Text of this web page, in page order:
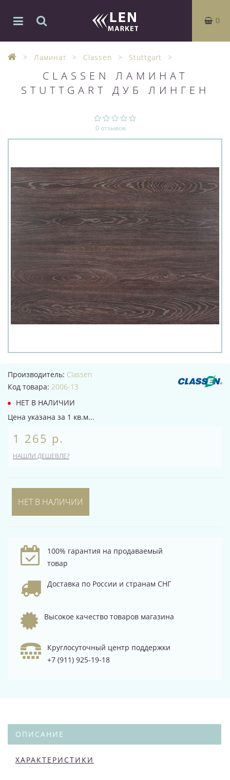
0
Ламинат Classen Stuttgart
CLASSEN ЛАМИНАТ
STUTTGART ДУБ ЛИНГЕН
0 отзывов
Производитель: Classen
Код товара: 2006-13
НЕТ В НАЛИЧИИ
Цена указана за 1 кв.м...
1 265 р.
НАШЛИ ДЕШЕВЛЕ?
НЕТ В НАЛИЧИИ
100% гарантия на продаваемый
товар
Доставка по России и странам СНГ
Высокое качество товаров магазина
Круглосуточный центр поддержки
+7 (911) 925-19-18
ОПИСАНИЕ
ХАРАКТЕРИСТИКИ